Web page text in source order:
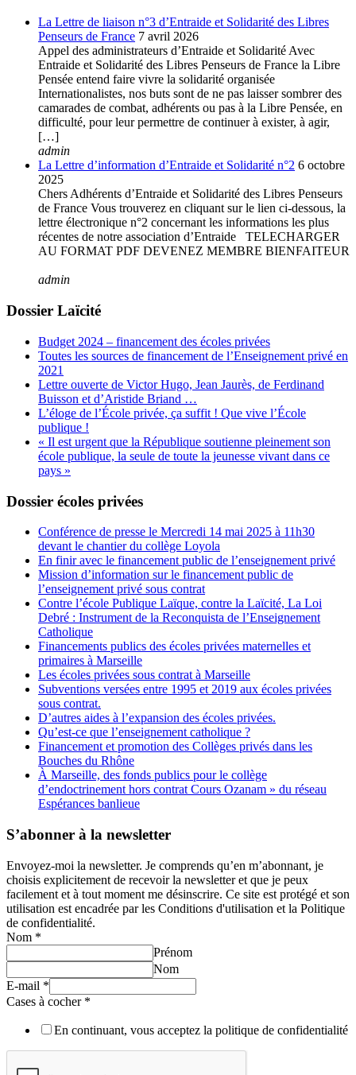
La Lettre de liaison n°3 d’Entraide et Solidarité des Libres
Penseurs de France 7 avril 2026
Appel des administrateurs d’Entraide et Solidarité Avec
Entraide et Solidarité des Libres Penseurs de France la Libre
Pensée entend faire vivre la solidarité organisée
Internationalistes, nos buts sont de ne pas laisser sombrer des
camarades de combat, adhérents ou pas à la Libre Pensée, en
difficulté, pour leur permettre de continuer à exister, à agir,
[…]
admin
La Lettre d’information d’Entraide et Solidarité n°2 6 octobre
2025
Chers Adhérents d’Entraide et Solidarité des Libres Penseurs
de France Vous trouverez en cliquant sur le lien ci-dessous, la
lettre électronique n°2 concernant les informations les plus
récentes de notre association d’Entraide TELECHARGER
AU FORMAT PDF DEVENEZ MEMBRE BIENFAITEUR
admin
Dossier Laïcité
Budget 2024 – financement des écoles privées
Toutes les sources de financement de l’Enseignement privé en
2021
Lettre ouverte de Victor Hugo, Jean Jaurès, de Ferdinand
Buisson et d’Aristide Briand …
L’éloge de l’École privée, ça suffit ! Que vive l’École
publique !
« Il est urgent que la République soutienne pleinement son
école publique, la seule de toute la jeunesse vivant dans ce
pays »
Dossier écoles privées
Conférence de presse le Mercredi 14 mai 2025 à 11h30
devant le chantier du collège Loyola
En finir avec le financement public de l’enseignement privé
Mission d’information sur le financement public de
l’enseignement privé sous contrat
Contre l’école Publique Laïque, contre la Laïcité, La Loi
Debré : Instrument de la Reconquista de l’Enseignement
Catholique
Financements publics des écoles privées maternelles et
primaires à Marseille
Les écoles privées sous contrat à Marseille
Subventions versées entre 1995 et 2019 aux écoles privées
sous contrat.
D’autres aides à l’expansion des écoles privées.
Qu’est-ce que l’enseignement catholique ?
Financement et promotion des Collèges privés dans les
Bouches du Rhône
À Marseille, des fonds publics pour le collège
d’endoctrinement hors contrat Cours Ozanam » du réseau
Espérances banlieue
S’abonner à la newsletter
Envoyez-moi la newsletter. Je comprends qu’en m’abonnant, je
choisis explicitement de recevoir la newsletter et que je peux
facilement et à tout moment me désinscrire. Ce site est protégé et son
utilisation est encadrée par les Conditions d'utilisation et la Politique
de confidentialité.
Nom *
Prénom
Nom
E-mail *
Cases à cocher *
En continuant, vous acceptez la politique de confidentialité